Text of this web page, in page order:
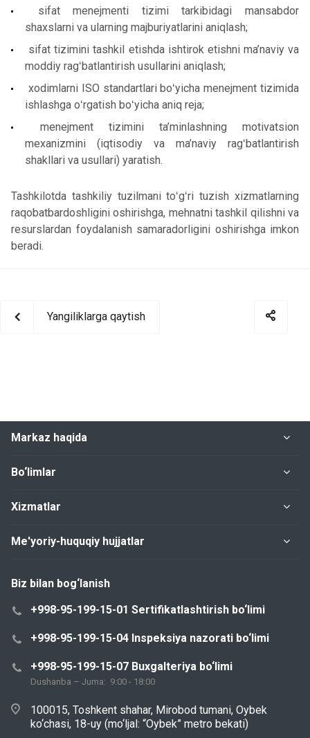
sifat menejmenti tizimi tarkibidagi mansabdor
shaxslarni va ularning majburiyatlarini aniqlash;
sifat tizimini tashkil etishda ishtirok etishni ma’naviy va
moddiy ragʻbatlantirish usullarini aniqlash;
xodimlarni ISO standartlari boʻyicha menejment tizimida
ishlashga oʻrgatish boʻyicha aniq reja;
menejment tizimini ta’minlashning motivatsion
mexanizmini (iqtisodiy va ma’naviy ragʻbatlantirish
shakllari va usullari) yaratish.
Tashkilotda tashkiliy tuzilmani toʻgʻri tuzish xizmatlarning
raqobatbardoshligini oshirishga, mehnatni tashkil qilishni va
resurslardan foydalanish samaradorligini oshirishga imkon
beradi.
Yangiliklarga qaytish
Markaz haqida
Bo‘limlar
Xizmatlar
Me'yoriy-huquqiy hujjatlar
Biz bilan bog‘lanish
+998-95-199-15-01 Sertifikatlashtirish bo‘limi
+998-95-199-15-04 Inspeksiya nazorati bo‘limi
+998-95-199-15-07 Buxgalteriya bo‘limi
Dushanba – Juma: 9:00 - 18:00
100015, Toshkent shahar, Mirobod tumani, Oybek
ko‘chasi, 18-uy (mo‘ljal: “Oybek” metro bekati)